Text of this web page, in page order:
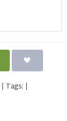
| Tags: |